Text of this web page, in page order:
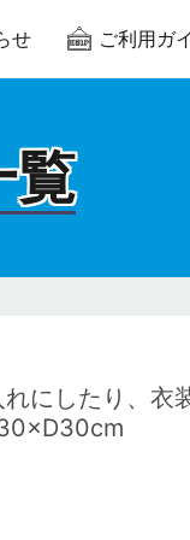
せ ご利用ガ
覧
にしたり、衣